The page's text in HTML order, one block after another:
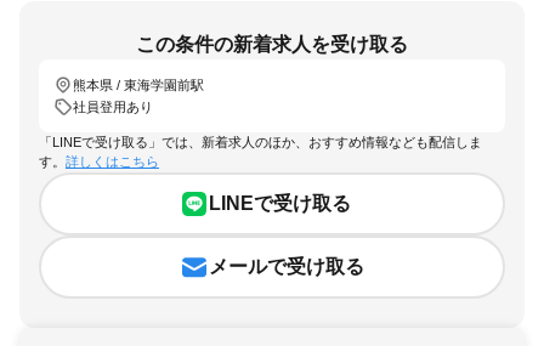
この条件の新着求人を受け取る
熊本県 / 東海学園前駅
社員登用あり
「LINEで受け取る」では、新着求人のほか、おすすめ情報なども配信しま
す。 詳しくはこちら
LINEで受け取る
メールで受け取る